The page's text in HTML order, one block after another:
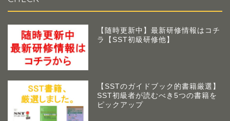
【随時更新中】最新研修情報はコチ
ラ【SST初級研修他】
【SSTのガイドブック的書籍厳選】
SST初級者が読むべき5つの書籍を
ピックアップ